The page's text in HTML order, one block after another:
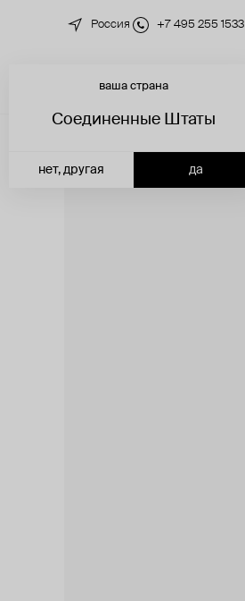
Россия +7 495 255 1533
новинкиваша страна
Соединенные Штаты
да
нет, другая